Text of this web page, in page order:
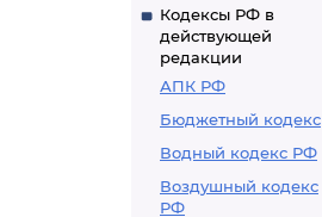
Кодексы РФ в
действующей
редакции
АПК РФ
Бюджетный кодекс
Водный кодекс РФ
Воздушный кодекс
РФ